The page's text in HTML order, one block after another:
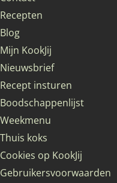
Recepten
Blog
Mijn KookJij
Nieuwsbrief
Recept insturen
Boodschappenlijst
Weekmenu
Thuis koks
Cookies op KookJij
Gebruikersvoorwaarden